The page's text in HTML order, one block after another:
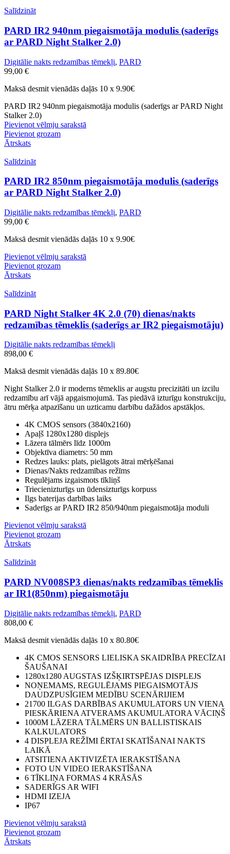
Salīdzināt
PARD IR2 940nm piegaismotāja modulis (saderīgs
ar PARD Night Stalker 2.0)
Digitālie nakts redzamības tēmekļi, PARD
99,00 €
Maksā desmit vienādās daļās 10 x 9.90€
PARD IR2 940nm piegaismotāja modulis (saderīgs ar PARD Night
Stalker 2.0)
Pievienot vēlmju sarakstā
Pievienot grozam
Ātrskats
Salīdzināt
PARD IR2 850nm piegaismotāja modulis (saderīgs
ar PARD Night Stalker 2.0)
Digitālie nakts redzamības tēmekļi, PARD
99,00 €
Maksā desmit vienādās daļās 10 x 9.90€
Pievienot vēlmju sarakstā
Pievienot grozam
Ātrskats
Salīdzināt
PARD Night Stalker 4K 2.0 (70) dienas/nakts
redzamības tēmeklis (saderīgs ar IR2 piegaismotāju)
Digitālie nakts redzamības tēmekļi
898,00 €
Maksā desmit vienādās daļās 10 x 89.80€
Night Stalker 2.0 ir moderns tēmeklis ar augstu precizitāti un izcilu
redzamību arī vājā apgaismojumā. Tas piedāvā izturīgu konstrukciju,
ātru mērķa atpazīšanu un uzticamu darbību dažādos apstākļos.
4K CMOS sensors (3840x2160)
Apaļš 1280x1280 displejs
Lāzera tālmērs līdz 1000m
Objektīva diametrs: 50 mm
Redzes lauks: plats, pielāgots ātrai mērķēšanai
Dienas/Nakts redzamības režīms
Regulējams izgaismots tīkliņš
Triecienizturīgs un ūdensizturīgs korpuss
Ilgs baterijas darbības laiks
Saderīgs ar PARD IR2 850/940nm piegaismotāja moduli
Pievienot vēlmju sarakstā
Pievienot grozam
Ātrskats
Salīdzināt
PARD NV008SP3 dienas/nakts redzamības tēmeklis
ar IR1(850nm) piegaismotāju
Digitālie nakts redzamības tēmekļi, PARD
808,00 €
Maksā desmit vienādās daļās 10 x 80.80€
4K CMOS SENSORS LIELISKA SKAIDRĪBA PRECĪZAI
ŠAUŠANAI
1280x1280 AUGSTAS IZŠĶIRTSPĒJAS DISPLEJS
NOŅEMAMS, REGULĒJAMS PIEGAISMOTĀJS
DAUDZPUSĪGIEM MEDĪBU SCENĀRIJIEM
21700 ILGAS DARBĪBAS AKUMULATORS UN VIENA
PIESKĀRIENA ATVERAMS AKUMULATORA VĀCIŅŠ
1000M LĀZERA TĀLMĒRS UN BALLISTISKAIS
KALKULATORS
4 DISPLEJA REŽĪMI ĒRTAI SKATĪŠANAI NAKTS
LAIKĀ
ATSITIENA AKTIVIZĒTA IERAKSTĪŠANA
FOTO UN VIDEO IERAKSTĪŠANA
6 TĪKLIŅA FORMAS 4 KRĀSĀS
SADERĪGS AR WIFI
HDMI IZEJA
IP67
Pievienot vēlmju sarakstā
Pievienot grozam
Ātrskats